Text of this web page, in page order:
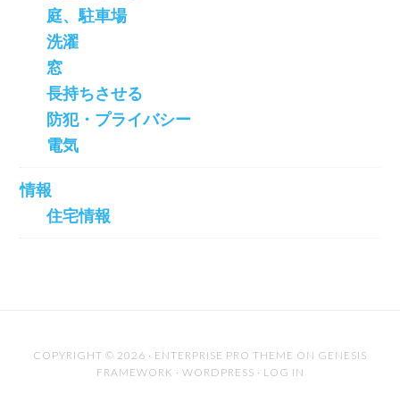
庭、駐車場
洗濯
窓
長持ちさせる
防犯・プライバシー
電気
情報
住宅情報
COPYRIGHT © 2026 · ENTERPRISE PRO THEME ON GENESIS
FRAMEWORK · WORDPRESS · LOG IN